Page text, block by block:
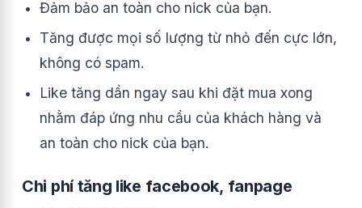
Đảm bảo an toàn cho nick của bạn.
Tăng được mọi số lượng từ nhỏ đến cực lớn,
không có spam.
Like tăng dần ngay sau khi đặt mua xong
nhằm đáp ứng nhu cầu của khách hàng và
an toàn cho nick của bạn.
Chi phí tăng like facebook, fanpage